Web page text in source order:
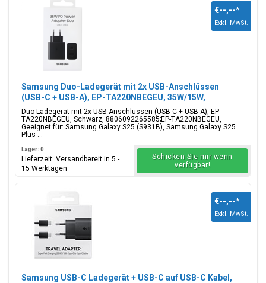
Samsung Duo-Ladegerät mit 2x USB-Anschlüssen
(USB-C + USB-A), EP-TA220NBEGEU, 35W/15W,
Schwarz, Blisterverpackung, 8806092265585;EP-
TA220NBEGEU
Duo-Ladegerät mit 2x USB-Anschlüssen (USB-C + USB-A), EP-
TA220NBEGEU, Schwarz, 8806092265585;EP-TA220NBEGEU,
Geeignet für: Samsung Galaxy S25 (S931B), Samsung Galaxy S25
Plus ...
€--,--*
Exkl. MwSt.
Lager: 0
Lieferzeit: Versandbereit in 5 -
15 Werktagen
Schicken Sie mir wenn
verfügbar!
Samsung USB-C Ladegerät + USB-C auf USB-C Kabel,
€--,--*
Exkl. MwSt.